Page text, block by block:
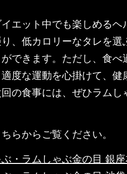
エット中でも楽しめるヘ
、低カロリーなタレを選
できます。ただし、食べ
度な運動を心掛けて、健
の食事には、ぜひラムし
らからご覧ください。
・ラムしゃぶ金の目 銀